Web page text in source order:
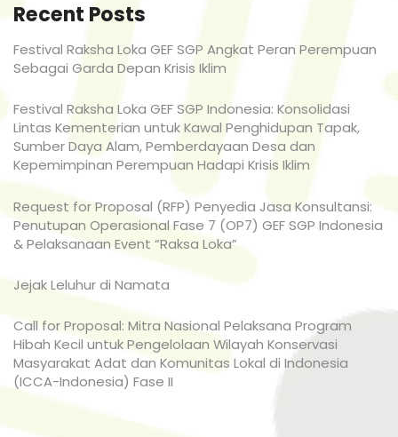
Recent Posts
Festival Raksha Loka GEF SGP Angkat Peran Perempuan
Sebagai Garda Depan Krisis Iklim
Festival Raksha Loka GEF SGP Indonesia: Konsolidasi
Lintas Kementerian untuk Kawal Penghidupan Tapak,
Sumber Daya Alam, Pemberdayaan Desa dan
Kepemimpinan Perempuan Hadapi Krisis Iklim
Request for Proposal (RFP) Penyedia Jasa Konsultansi:
Penutupan Operasional Fase 7 (OP7) GEF SGP Indonesia
& Pelaksanaan Event “Raksa Loka”
Jejak Leluhur di Namata
Call for Proposal: Mitra Nasional Pelaksana Program
Hibah Kecil untuk Pengelolaan Wilayah Konservasi
Masyarakat Adat dan Komunitas Lokal di Indonesia
(ICCA-Indonesia) Fase II